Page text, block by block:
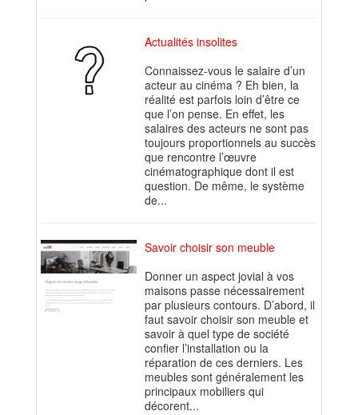
Actualités insolites
Connaissez-vous le salaire d’un
acteur au cinéma ? Eh bien, la
réalité est parfois loin d’être ce
que l’on pense. En effet, les
salaires des acteurs ne sont pas
toujours proportionnels au succès
que rencontre l’œuvre
cinématographique dont il est
question. De même, le système
de...
Savoir choisir son meuble
Donner un aspect jovial à vos
maisons passe nécessairement
par plusieurs contours. D’abord, il
faut savoir choisir son meuble et
savoir à quel type de société
confier l’installation ou la
réparation de ces derniers. Les
meubles sont généralement les
principaux mobiliers qui
décorent...